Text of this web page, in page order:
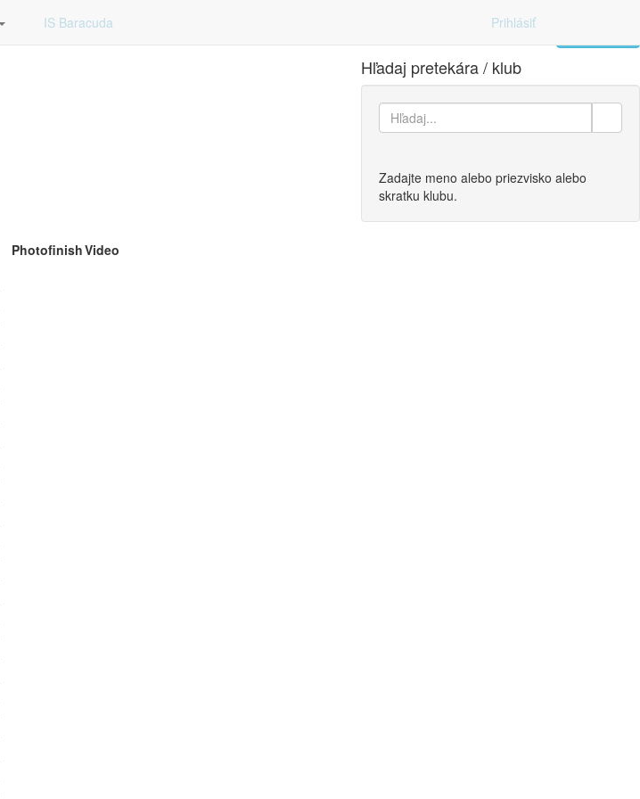
IS Baracuda Prihlásiť
Hľadaj pretekára / klub
Zadajte meno alebo priezvisko alebo
skratku klubu.
PhotofinishVideo